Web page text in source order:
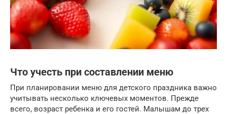
Что учесть при составлении меню
При планировании меню для детского праздника важно
учитывать несколько ключевых моментов. Прежде
всего, возраст ребенка и его гостей. Малышам до трех